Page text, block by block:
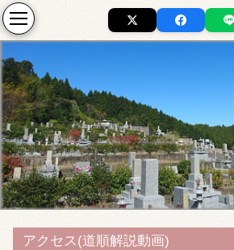
アクセス(道順解説動画)